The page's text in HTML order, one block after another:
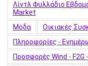
Λίντλ Φυλλάδιο
Market
Μόδα
Οικιακές
Πληροφορίες -
Προσφορές Wind - F2G